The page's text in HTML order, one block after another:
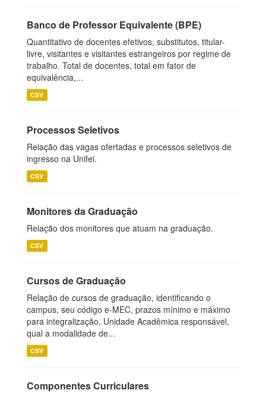
Banco de Professor Equivalente (BPE)
Quantitativo de docentes efetivos, substitutos, titular-
livre, visitantes e visitantes estrangeiros por regime de
trabalho. Total de docentes, total em fator de
equivalência,...
CSV
Processos Seletivos
Relação das vagas ofertadas e processos seletivos de
ingresso na Unifei.
CSV
Monitores da Graduação
Relação dos monitores que atuam na graduação.
CSV
Cursos de Graduação
Relação de cursos de graduação, identificando o
campus, seu código e-MEC, prazos mínimo e máximo
para integralização, Unidade Acadêmica responsável,
qual a modalidade de...
CSV
Componentes Curriculares